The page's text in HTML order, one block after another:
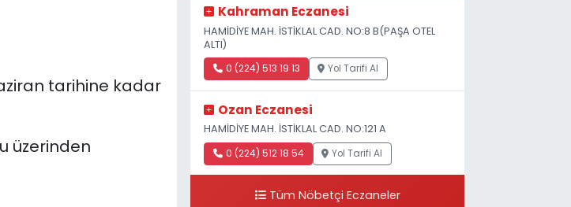
tarihine kadar
üzerinden
Kahraman Eczanesi
HAMİDİYE MAH. İSTİKLAL CAD. NO:8 B(PAŞA OTEL
ALTI)
0 (224) 513 19 13 Yol Tarifi Al
Ozan Eczanesi
HAMİDİYE MAH. İSTİKLAL CAD. NO:121 A
0 (224) 512 18 54 Yol Tarifi Al
Tüm Nöbetçi Eczaneler